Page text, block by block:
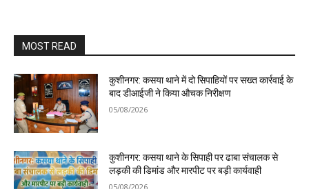
MOST READ
कुशीनगर: कसया थाने में दो सिपाहियों पर सख्त कार्रवाई के
बाद डीआईजी ने किया औचक निरीक्षण
05/08/2026
कुशीनगर: कसया थाने के सिपाही पर ढाबा संचालक से
लड़की की डिमांड और मारपीट पर बड़ी कार्यवाही
05/08/2026